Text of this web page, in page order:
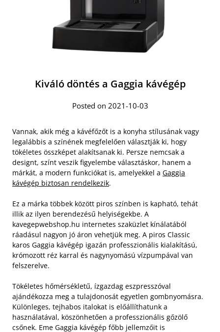
Kiváló döntés a Gaggia kávégép
Posted on 2021-10-03
Vannak, akik még a kávéfőzőt is a konyha stílusának vagy
legalábbis a színének megfelelően választják ki, hogy
tökéletes összképet alakítsanak ki. Persze nemcsak a
designt, színt veszik figyelembe választáskor, hanem a
márkát, a modern funkciókat is, amelyekkel a Gaggia
kávégép biztosan rendelkezik.
Ez a márka többek között piros színben is kapható, tehát
illik az ilyen berendezésű helyiségekbe. A
kavegepwebshop.hu internetes szaküzlet kínálatából
ráadásul nagyon jó áron vehetjük meg. A piros Classic
karos Gaggia kávégép igazán professzionális kialakítású,
krómozott réz karral és nagynyomású vízpumpával van
felszerelve.
Tökéletes hőmérsékletű, ízgazdag eszpresszóval
ajándékozza meg a tulajdonosát egyetlen gombnyomásra.
Különleges, tejhabos italokat is előállíthatunk a
használatával, köszönhetően a professzionális gőzölő
csőnek. Eme Gaggia kávégép főbb jellemzőit is